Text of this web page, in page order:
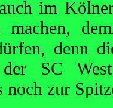
im
machen,
denn
SC
noch zur